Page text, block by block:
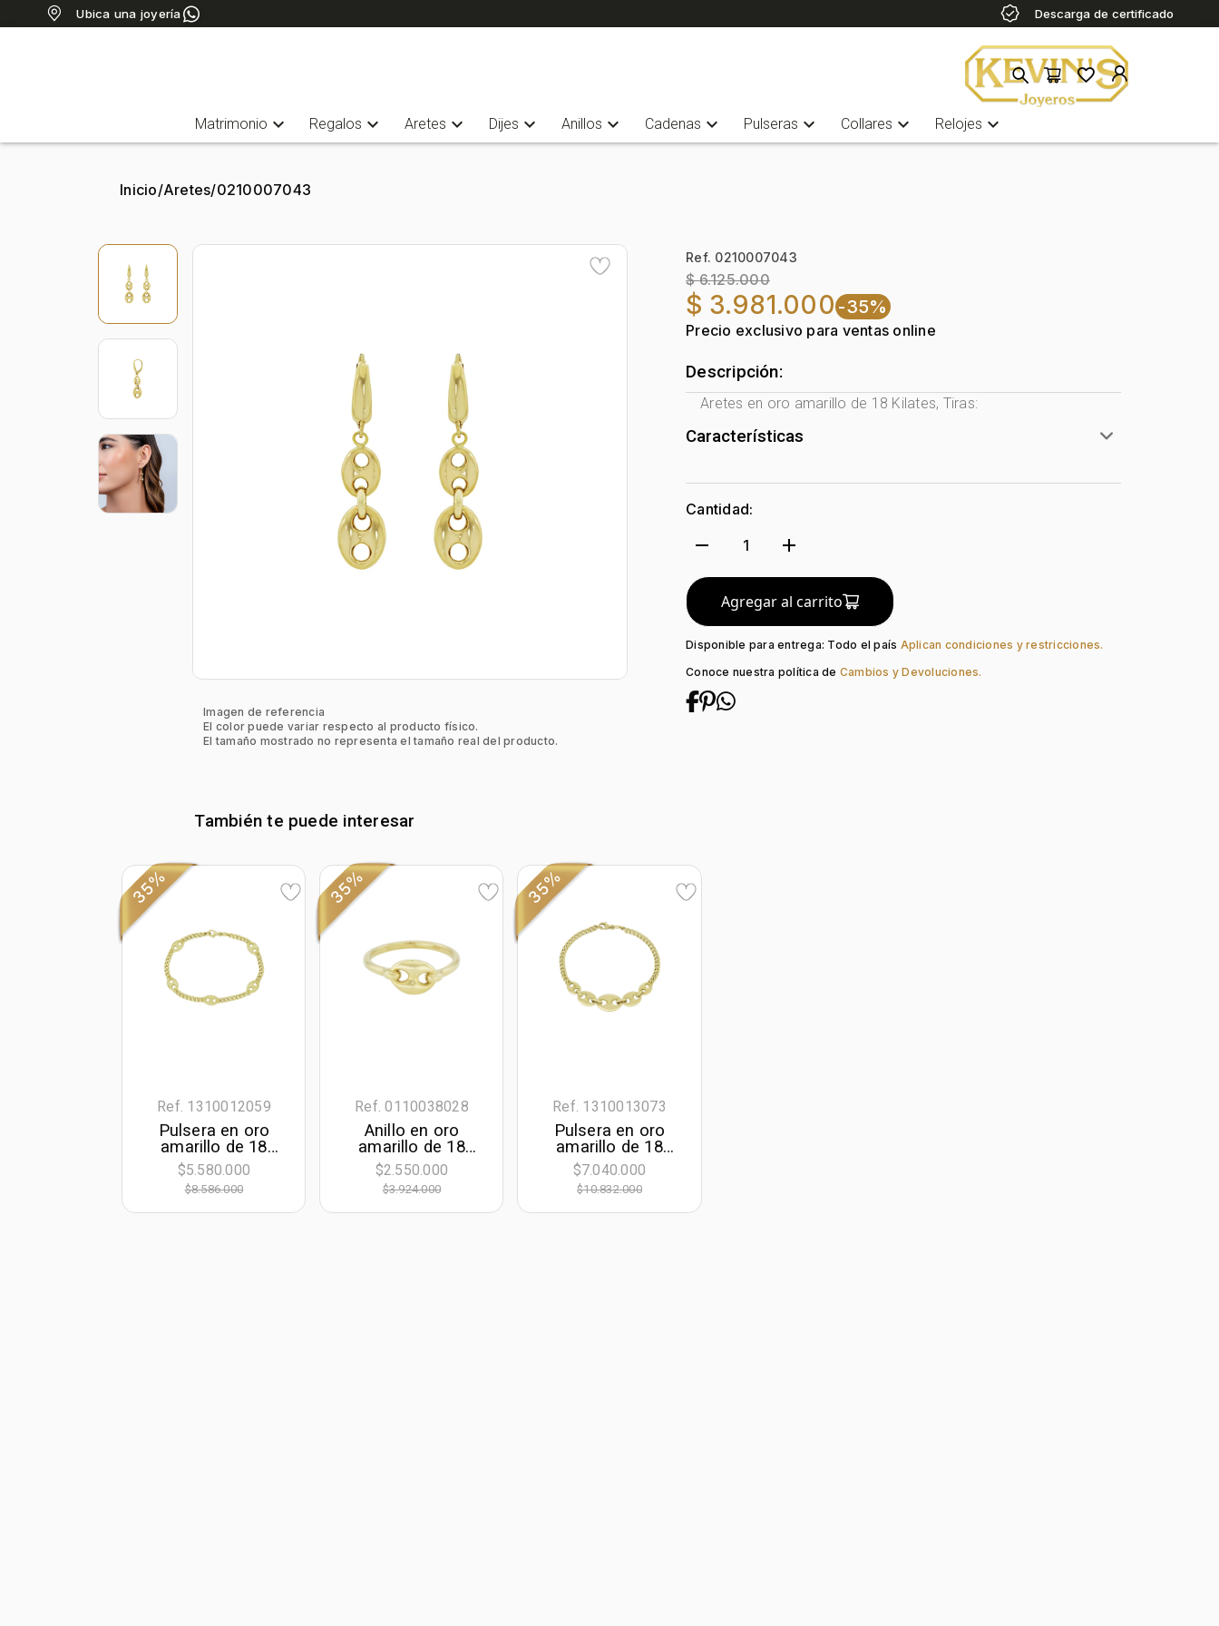
Ubica una joyería Descarga de certificado
Matrimonio expand_more Regalos expand_more Aretes expand_more Dijes expand_more Anillos expand_more Cadenas expand_more Pulseras expand_more Collares expand_more Relojes expand_more
Inicio/Aretes/0210007043
Imagen de referencia
El color puede variar respecto al producto físico.
El tamaño mostrado no representa el tamaño real del producto.
Ref. 0210007043
$ 6.125.000
$ 3.981.000 -35%
Precio exclusivo para ventas online
Descripción:
Aretes en oro amarillo de 18 Kilates, Tiras:
Características
Género: Mujer
Tono Metal:
Metal: Oro 18 Kilates
Forma:
Tiras
Colección: Ninguno
Tipo de Broche: Gancho-Clip
Cantidad:
remove 1 add
Agregar al carrito
Disponible para entrega: Todo el país Aplican condiciones y restricciones.
Conoce nuestra política de Cambios y Devoluciones.
También te puede interesar
35%
Ref. 1310012059
Pulsera en oro
amarillo de 18
Kilates, 19 cm. de
largo, 3.50 mm. de
ancho
$5.580.000
$8.586.000
35%
Ref. 0110038028
Anillo en oro
amarillo de 18
Kilates
$2.550.000
$3.924.000
35%
Ref. 1310013073
Pulsera en oro
amarillo de 18
Kilates, 18 cm. de
largo, 3.50 mm. de
ancho
$7.040.000
$10.832.000